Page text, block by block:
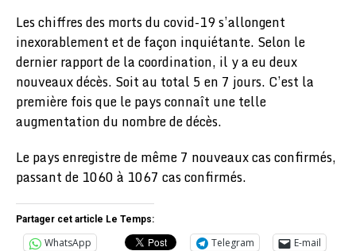
Les chiffres des morts du covid-19 s’allongent
inexorablement et de façon inquiétante. Selon le
dernier rapport de la coordination, il y a eu deux
nouveaux décès. Soit au total 5 en 7 jours. C’est la
première fois que le pays connaît une telle
augmentation du nombre de décès.
Le pays enregistre de même 7 nouveaux cas confirmés,
passant de 1060 à 1067 cas confirmés.
Partager cet article Le Temps:
WhatsApp Telegram
E-mail